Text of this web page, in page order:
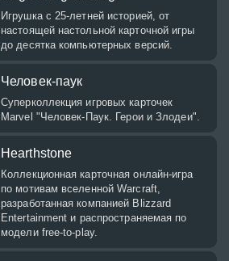
Игрушка с 25-летней историей, от
настоящей настольной карточной игры
до десятка компьютерных версий.
Человек-паук
Суперколлекция игровых карточек
Marvel "Человек-Паук. Герои и Злодеи".
Hearthstone
Коллекционная карточная онлайн-игра
по мотивам вселенной Warcraft,
разработанная компанией Blizzard
Entertainment и распространяемая по
модели free-to-play.